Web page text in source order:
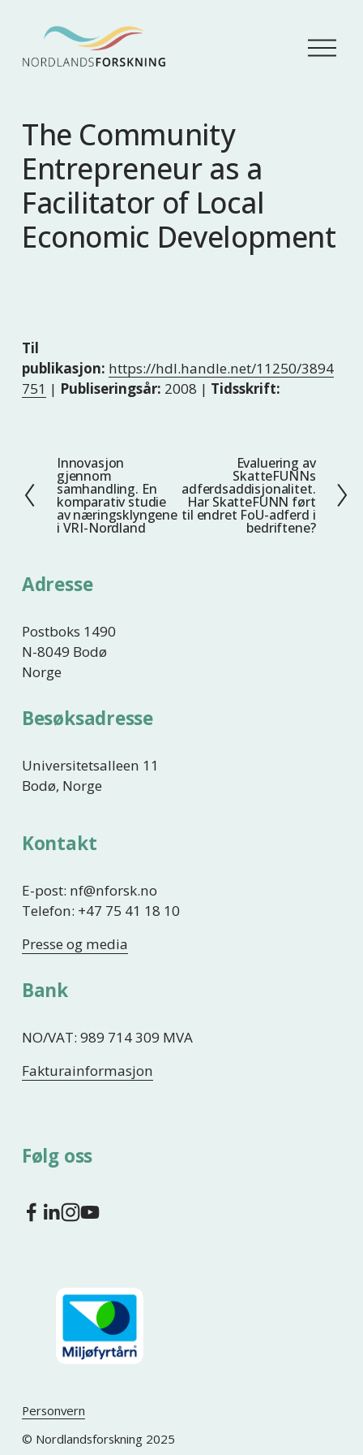
Å
p
The Community
Entrepreneur as a
Facilitator of Local
Economic Development
Til
publikasjon: https://hdl.handle.net/11250/3894
751 | Publiseringsår: 2008 | Tidsskrift:
F
o
r
r
e
Innovasjon
gjennom
samhandling. En
komparativ studie
av næringsklyngene
i VRI-Nordland
e
s
Evaluering av
SkatteFUNNs
adferdsaddisjonalitet.
Har SkatteFUNN ført
til endret FoU-adferd i
bedriftene?
Adresse
Postboks 1490
N-8049 Bodø
Norge
Besøksadresse
Universitetsalleen 11
Bodø, Norge
Kontakt
E-post: nf@nforsk.no
Telefon: +47 75 41 18 10
Presse og media
Bank
NO/VAT: 989 714 309 MVA
Fakturainformasjon
Følg oss
Personvern
© Nordlandsforskning 2025